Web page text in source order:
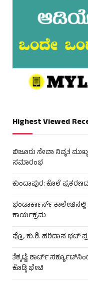
Highest Viewed
ಬಿಜೂರು ಸೇವಾ ನಿವೃತ
ಸಮಾರಂಭ
ಕುಂದಾಪುರ: ಕೊಲೆ
ಭಂಡಾರ್ಕಾರ್ಸ್ ಕಾಲೇಜಿನಲ್ಲಿ
ಕಾರ್ಯಕ್ರಮ
ಪ್ರೊ. ಕು.ಶಿ. ಹರಿದಾಸ ಭಟ್
ತೆಕ್ಕಟ್ಟೆ: ಶಾರ್ಟ್
ಕೊಡ್ಗಿ ಭೇಟಿ